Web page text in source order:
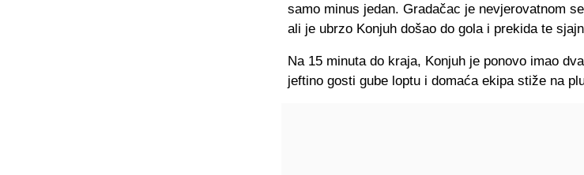
samo minus jedan. Gradačac je nevjerovatnom
ali je ubrzo Konjuh došao do gola i prekida te
Na 15 minuta do kraja, Konjuh je ponovo imao
jeftino gosti gube loptu i domaća ekipa stiže na